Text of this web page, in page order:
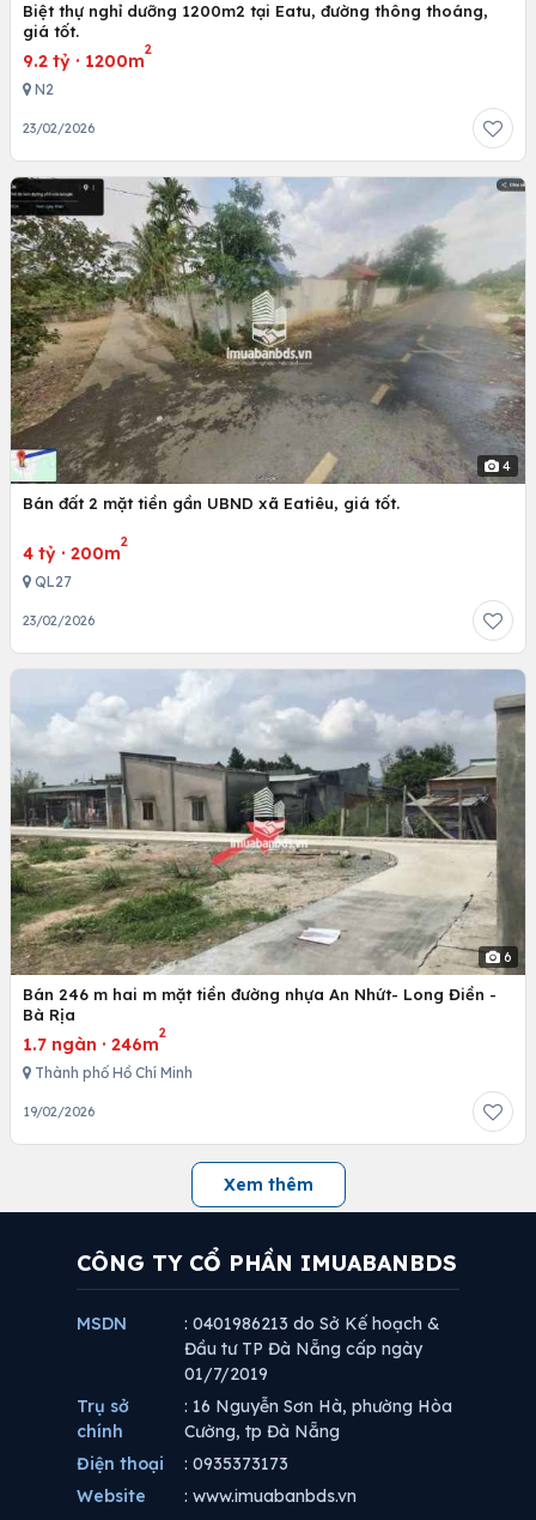
Biệt thự nghỉ dưỡng 1200m2 tại Eatu, đường thông thoáng,
giá tốt.
9.2 tỷ · 1200m
2
N2
23/02/2026
4
Bán đất 2 mặt tiền gần UBND xã Eatiêu, giá tốt.
4 tỷ · 200m
2
QL27
23/02/2026
6
Bán 246 m hai m mặt tiền đường nhựa An Nhứt- Long Điền -
Bà Rịa
1.7 ngàn · 246m
2
Thành phố Hồ Chí Minh
19/02/2026
Xem thêm
CÔNG TY CỔ PHẦN IMUABANBDS
MSDN
: 0401986213 do Sở Kế hoạch &
Đầu tư TP Đà Nẵng cấp ngày
01/7/2019
Trụ sở
chính
: 16 Nguyễn Sơn Hà, phường Hòa
Cường, tp Đà Nẵng
Điện thoại
: 0935373173
Website
: www.imuabanbds.vn